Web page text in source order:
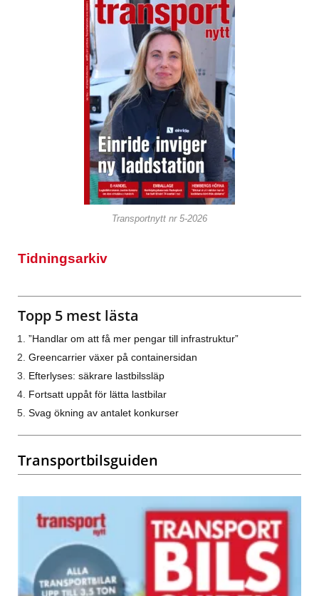
Transportnytt nr 5-2026
Tidningsarkiv
Topp 5 mest lästa
”Handlar om att få mer pengar till infrastruktur”
Greencarrier växer på containersidan
Efterlyses: säkrare lastbilssläp
Fortsatt uppåt för lätta lastbilar
Svag ökning av antalet konkurser
Transportbilsguiden